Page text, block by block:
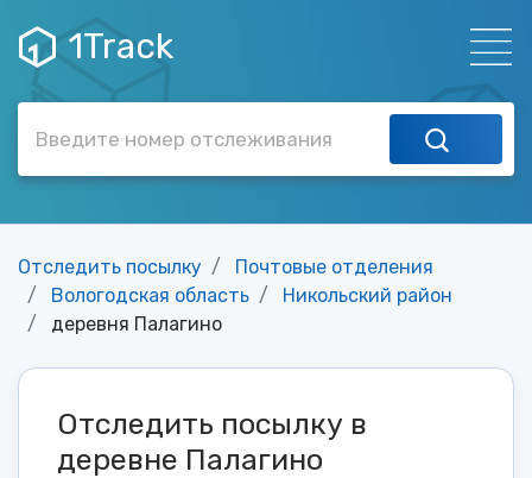
1Track
Отследить посылку
Почтовые отделения
Вологодская область
Никольский район
деревня Палагино
Отследить посылку в
деревне Палагино